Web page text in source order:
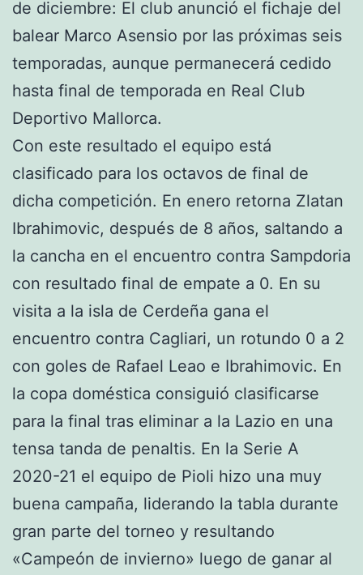
de diciembre: El club anunció el fichaje del
balear Marco Asensio por las próximas seis
temporadas, aunque permanecerá cedido
hasta final de temporada en Real Club
Deportivo Mallorca.
Con este resultado el equipo está
clasificado para los octavos de final de
dicha competición. En enero retorna Zlatan
Ibrahimovic, después de 8 años, saltando a
la cancha en el encuentro contra Sampdoria
con resultado final de empate a 0. En su
visita a la isla de Cerdeña gana el
encuentro contra Cagliari, un rotundo 0 a 2
con goles de Rafael Leao e Ibrahimovic. En
la copa doméstica consiguió clasificarse
para la final tras eliminar a la Lazio en una
tensa tanda de penaltis. En la Serie A
2020-21 el equipo de Pioli hizo una muy
buena campaña, liderando la tabla durante
gran parte del torneo y resultando
«Campeón de invierno» luego de ganar al